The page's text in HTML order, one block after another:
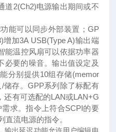
道2(Ch2)电源输出期间或不
能可以同步外部装置；GP
增加3A USB(Type A)输出端
能温控风扇可以依据功率器
必要的噪音。输出值设定及
分别提供10组存储(memor
储存。GPP系列除了标配有
还有可选配的LAN或LAN+G
求。指令上符合SCPI的要
直流电源的指令。